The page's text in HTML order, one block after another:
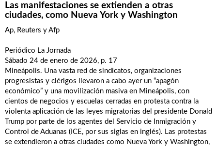
Las manifestaciones se extienden a otras
ciudades, como Nueva York y Washington
Ap, Reuters y Afp
Periódico La Jornada
Sábado 24 de enero de 2026, p. 17
Mineápolis. Una vasta red de sindicatos, organizaciones
progresistas y clérigos llevaron a cabo ayer un “apagón
económico” y una movilización masiva en Mineápolis, con
cientos de negocios y escuelas cerradas en protesta contra la
violenta aplicación de las leyes migratorias del presidente Donald
Trump por parte de los agentes del Servicio de Inmigración y
Control de Aduanas (ICE, por sus siglas en inglés). Las protestas
se extendieron a otras ciudades como Nueva York y Washington,